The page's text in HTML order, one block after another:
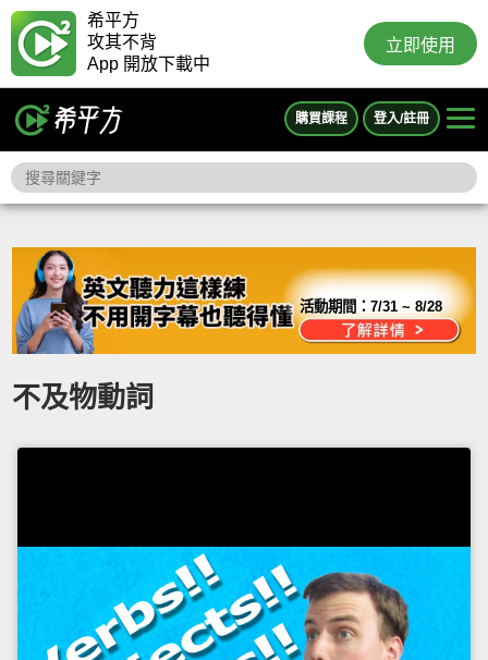
希平方
攻其不背
App 開放下載中
立即使用
購買課程 登入/註冊
活動期間：7/31 ~ 8/28
不及物動詞